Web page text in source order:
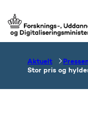
Gå til forsiden
Aktuelt
Stor pris og